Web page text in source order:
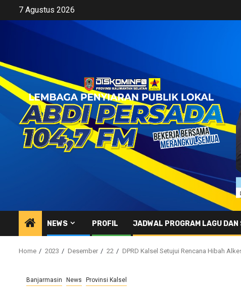
content
7 Agustus 2026
NEWS PROFIL JADWAL PROGRAM LAGU DAN
Home 2023 Desember 22 DPRD Kalsel Setujui Rencana Hibah
Banjarmasin News Provinsi Kalsel